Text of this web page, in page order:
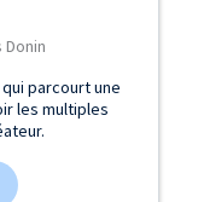
parcourt une
les multiples